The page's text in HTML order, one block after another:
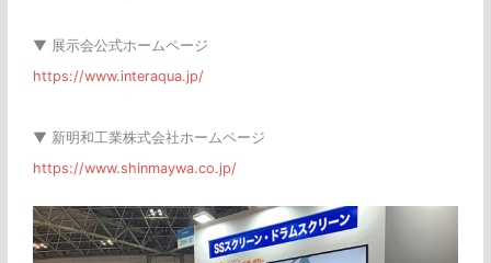
▼ 展示会公式ホームページ
https://www.interaqua.jp/
▼ 新明和工業株式会社ホームページ
https://www.shinmaywa.co.jp/